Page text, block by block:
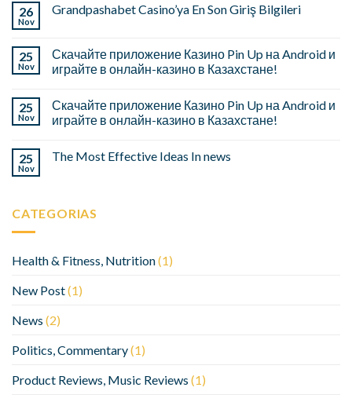
26
Nov
Grandpashabet Casino’ya En Son Giriş Bilgileri
25
Nov
Скачайте приложение Казино Pin Up на Android и
играйте в онлайн-казино в Казахстане!
25
Nov
Скачайте приложение Казино Pin Up на Android и
играйте в онлайн-казино в Казахстане!
25
Nov
The Most Effective Ideas In news
CATEGORIAS
Health & Fitness, Nutrition(1)
New Post(1)
News (2)
Politics, Commentary(1)
Product Reviews, Music Reviews (1)